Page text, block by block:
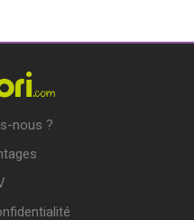
nous ?